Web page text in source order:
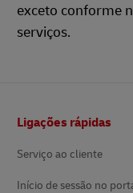
exceto conforme
serviços.
Ligações rápidas
Serviço ao cliente
Início de sessão no